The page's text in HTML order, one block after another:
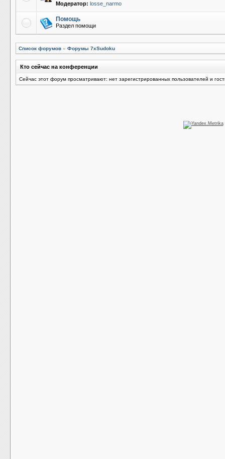
Модератор: losse_narmo
Помощь
Раздел помощи
Список форумов » Форумы 7xSudoku
Кто сейчас на конференции
Сейчас этот форум просматривают: нет зарегистрированных пользователей и